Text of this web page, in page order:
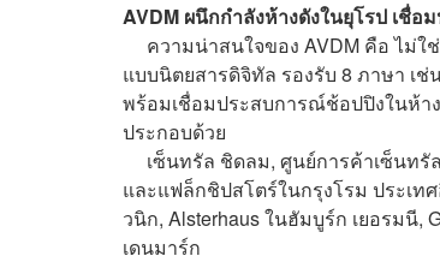
AVDM ผนึกกำลังห้างดังในยุโรป เชื่
ความน่าสนใจของ AVDM คือ ไม่ใ
แบบนิตยสารดิจิทัล รองรับ 8 ภาษา เ
พร้อมเชื่อมประสบการณ์ช้อปปิงในห้า
ประกอบด้วย
เซ็นทรัล ชิดลม, ศูนย์การค้าเซ็นทรัล
และแฟล็กชิปสโตร์ในกรุงโรม ประเท
วนิก, Alsterhaus ในฮัมบูร์ก เยอรมนี,
เดนมาร์ก